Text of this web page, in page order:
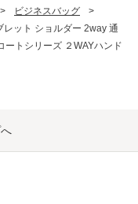
> ビジネスバッグ
>
レット ショルダー 2way 通
ートシリーズ ２WAYハンド